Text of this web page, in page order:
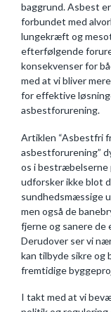
baggrund. Asbest
forbundet med
lungekræft og
efterfølgende
konsekvenser for
med at vi bliver
for effektive
asbestforurening.
Artiklen “Asbestfri
asbestforurening”
os i bestræbelserne
udforsker ikke blot
sundhedsmæssige
men også de
fjerne og sanere de
Derudover ser vi
kan tilbyde sikre
fremtidige
I takt med at vi